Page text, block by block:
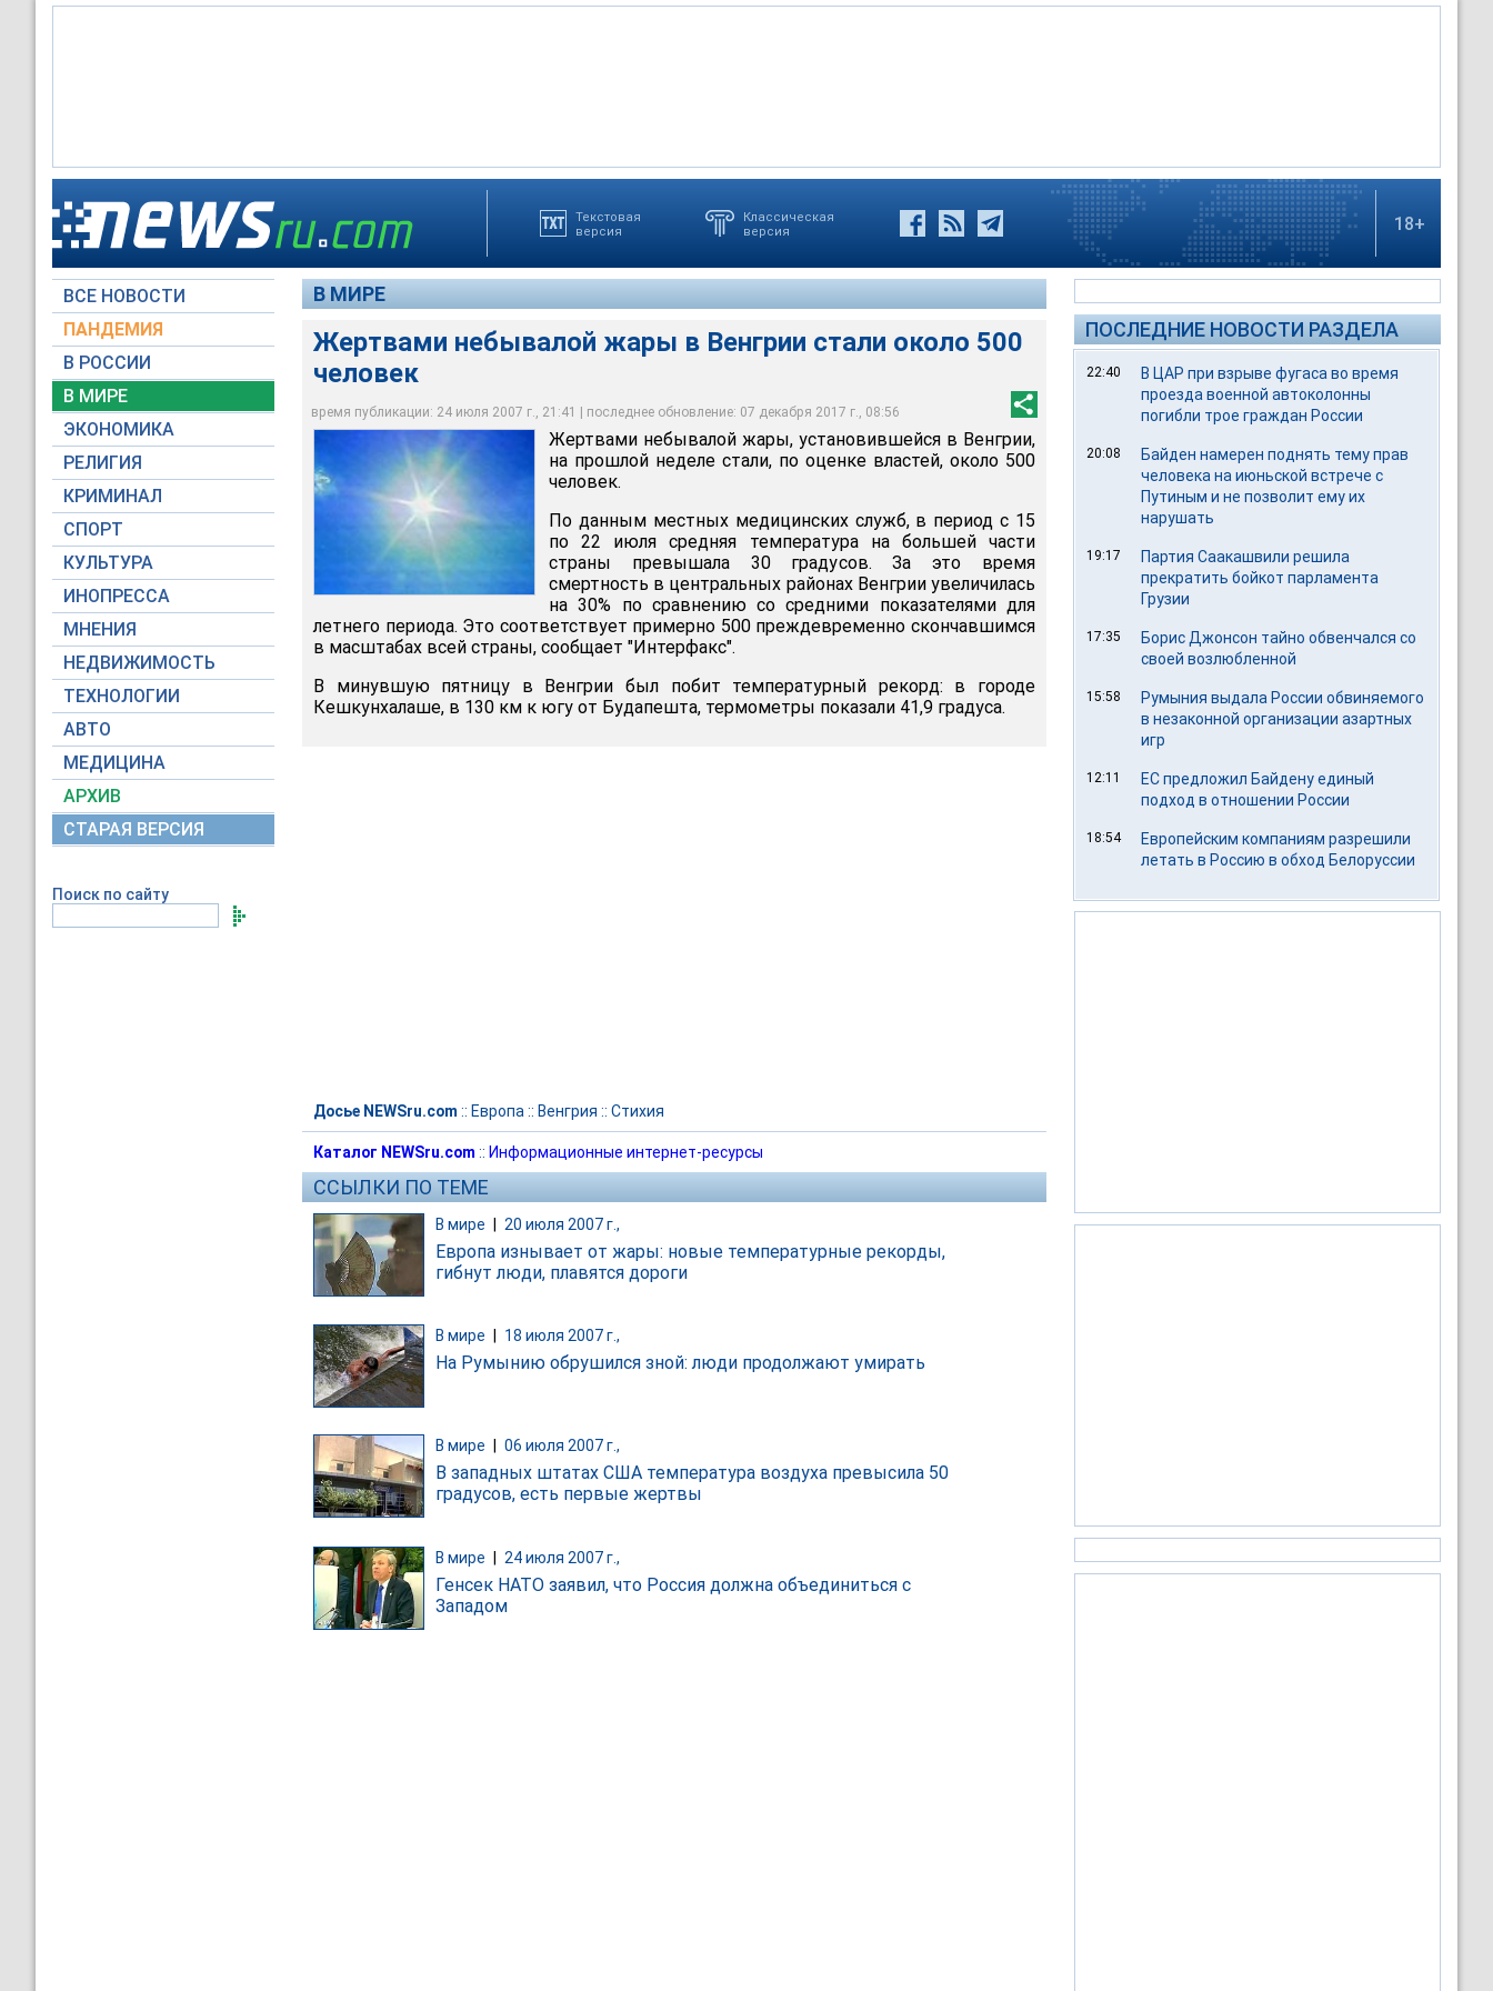
Текстовая
версия
Классическая
версия
18+
ВСЕ НОВОСТИ
ПАНДЕМИЯ
В РОССИИ
В МИРЕ
ЭКОНОМИКА
РЕЛИГИЯ
КРИМИНАЛ
СПОРТ
КУЛЬТУРА
ИНОПРЕССА
МНЕНИЯ
НЕДВИЖИМОСТЬ
ТЕХНОЛОГИИ
АВТО
МЕДИЦИНА
АРХИВ
СТАРАЯ ВЕРСИЯ
Поиск по сайту
В МИРЕ
Жертвами небывалой жары в Венгрии стали около 500
человек
время публикации: 24 июля 2007 г., 21:41 | последнее обновление: 07 декабря 2017 г., 08:56
По данным местных медицинских служб, в период с 15 по 22 июля средняя
температура на большей части страны превышала 30 градусов. За это время
смертность в центральных районах Венгрии увеличилась на 30% по сравнению со
средними показателями для летнего пер
RTV International
Жертвами небывалой жары, установившейся в Венгрии,
на прошлой неделе стали, по оценке властей, около 500
человек.
По данным местных медицинских служб, в период с 15
по 22 июля средняя температура на большей части
страны превышала 30 градусов. За это время
смертность в центральных районах Венгрии увеличилась
на 30% по сравнению со средними показателями для
летнего периода. Это соответствует примерно 500 преждевременно скончавшимся
в масштабах всей страны, сообщает "Интерфакс".
В минувшую пятницу в Венгрии был побит температурный рекорд: в городе
Кешкунхалаше, в 130 км к югу от Будапешта, термометры показали 41,9 градуса.
Досье NEWSru.com :: Европа :: Венгрия :: Стихия
Каталог NEWSru.com :: Информационные интернет-ресурсы
ССЫЛКИ ПО ТЕМЕ
В мире 20 июля 2007 г.,
Европа изнывает от жары: новые температурные рекорды,
гибнут люди, плавятся дороги
В мире 18 июля 2007 г.,
На Румынию обрушился зной: люди продолжают умирать
В мире 06 июля 2007 г.,
В западных штатах США температура воздуха превысила 50
градусов, есть первые жертвы
В мире | 24 июля 2007 г.,
Генсек НАТО заявил, что Россия должна объединиться с
Западом
ПОСЛЕДНИЕ НОВОСТИ РАЗДЕЛА
22:40
В ЦАР при взрыве фугаса во время
проезда военной автоколонны
погибли трое граждан России
20:08
Байден намерен поднять тему прав
человека на июньской встрече с
Путиным и не позволит ему их
нарушать
19:17
Партия Саакашвили решила
прекратить бойкот парламента
Грузии
17:35
Борис Джонсон тайно обвенчался со
своей возлюбленной
15:58
Румыния выдала России обвиняемого
в незаконной организации азартных
игр
12:11
ЕС предложил Байдену единый
подход в отношении России
18:54
Европейским компаниям разрешили
летать в Россию в обход Белоруссии